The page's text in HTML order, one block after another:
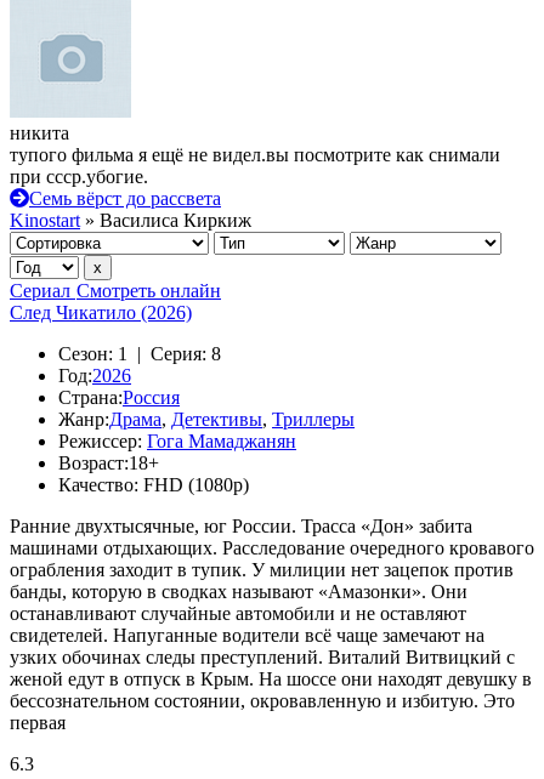
никита
тупого фильма я ещё не видел.вы посмотрите как снимали
при ссср.убогие.
Семь вёрст до рассвета
Kinostart » Василиса Киркиж
Сериал Смотреть онлайн
След Чикатило (2026)
Сезон: 1 | Серия: 8
Год:2026
Страна:Россия
Жанр:Драма, Детективы, Триллеры
Режиссер: Гога Мамаджанян
Возраст:18+
Качество: FHD (1080p)
Ранние двухтысячные, юг России. Трасса «Дон» забита
машинами отдыхающих. Расследование очередного кровавого
ограбления заходит в тупик. У милиции нет зацепок против
банды, которую в сводках называют «Амазонки». Они
останавливают случайные автомобили и не оставляют
свидетелей. Напуганные водители всё чаще замечают на
узких обочинах следы преступлений. Виталий Витвицкий с
женой едут в отпуск в Крым. На шоссе они находят девушку в
бессознательном состоянии, окровавленную и избитую. Это
первая
6.3